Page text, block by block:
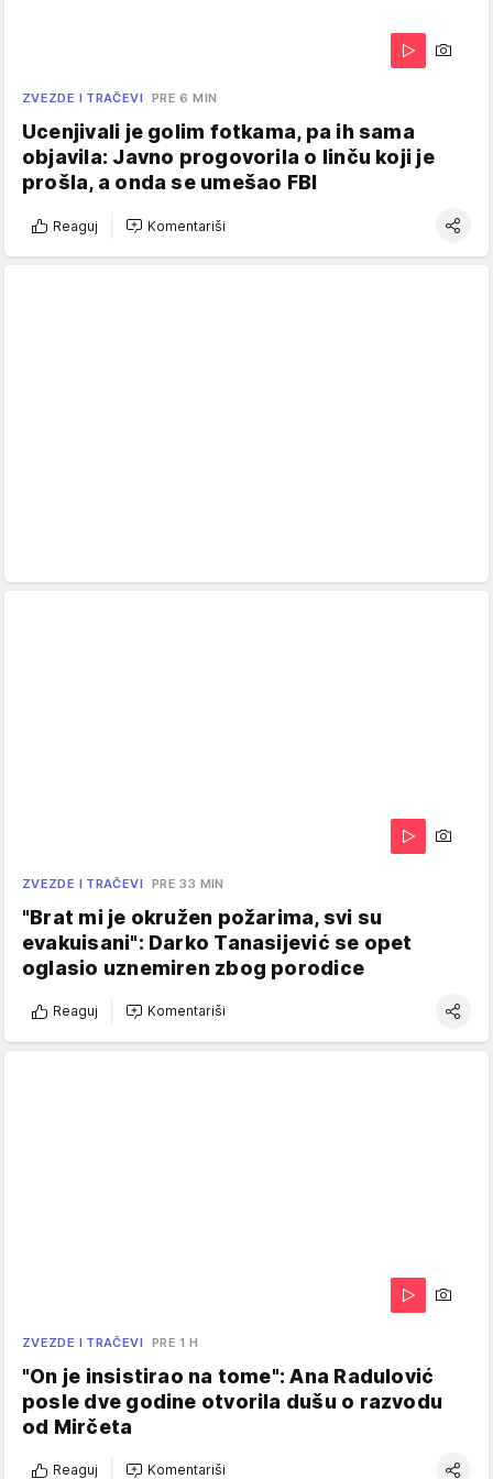
ZVEZDE I TRAČEVI PRE 6 MIN
Ucenjivali je golim fotkama, pa ih sama
objavila: Javno progovorila o linču koji je
prošla, a onda se umešao FBI
Reaguj Komentariši
ZVEZDE I TRAČEVI PRE 33 MIN
"Brat mi je okružen požarima, svi su
evakuisani": Darko Tanasijević se opet
oglasio uznemiren zbog porodice
Reaguj Komentariši
ZVEZDE I TRAČEVI PRE 1 H
"On je insistirao na tome": Ana Radulović
posle dve godine otvorila dušu o razvodu
od Mirčeta
Reaguj Komentariši